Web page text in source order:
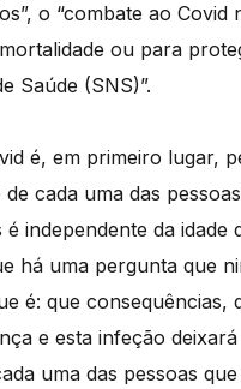
o “combate ao Covid
ou para
Saúde (SNS)”.
é, em primeiro lugar,
cada uma das
independente da idade
há uma pergunta que
é: que consequências,
e esta infeção
uma das pessoas que